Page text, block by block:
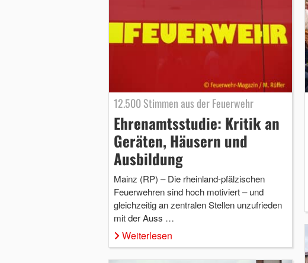
12.500 Stimmen aus der Feuerwehr
Ehrenamtsstudie: Kritik an
Geräten, Häusern und
Ausbildung
Mainz (RP) – Die rheinland-pfälzischen
Feuerwehren sind hoch motiviert – und
gleichzeitig an zentralen Stellen unzufrieden
mit der Auss …
Weiterlesen